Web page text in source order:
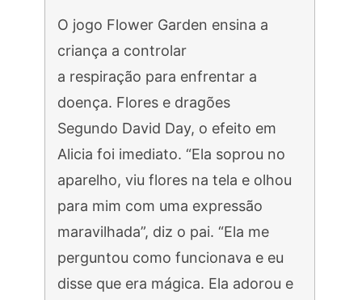
O jogo Flower Garden ensina a
criança a controlar
a respiração para enfrentar a
doença. Flores e dragões
Segundo David Day, o efeito em
Alicia foi imediato. “Ela soprou no
aparelho, viu flores na tela e olhou
para mim com uma expressão
maravilhada”, diz o pai. “Ela me
perguntou como funcionava e eu
disse que era mágica. Ela adorou e